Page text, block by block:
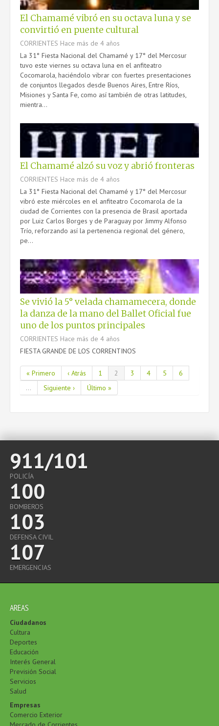
El Chamamé vibró en su octava luna y se
convirtió en puente cultural
CORRIENTES Hace más de 4 años
La 31° Fiesta Nacional del Chamamé y 17° del Mercosur
tuvo este viernes su octava luna en el anfiteatro
Cocomarola, haciéndolo vibrar con fuertes presentaciones
de conjuntos llegados desde Buenos Aires, Entre Ríos,
Misiones y Santa Fe, como así también de otras latitudes,
mientra...
El Chamamé alzó su voz y abrió fronteras
CORRIENTES Hace más de 4 años
La 31° Fiesta Nacional del Chamamé y 17° del Mercosur
vibró este miércoles en el anfiteatro Cocomarola de la
ciudad de Corrientes con la presencia de Brasil aportada
por Luiz Carlos Borges y de Paraguay por Jimmy Alfonso
Trío, reforzando así la pertenencia regional del género,
pe...
Se vivió la 5° velada chamamecera, donde
la danza de la mano del Ballet Oficial fue
uno de los puntos principales
CORRIENTES Hace más de 4 años
FIESTA GRANDE DE LOS CORRENTINOS
« Primero ‹ Atrás 1 2 3 4 5
6
...
Siguiente › Último »
911/101
POLICÍA
100
BOMBEROS
103
DEFENSA CIVIL
107
EMERGENCIAS
AREAS
Ciudadanos
Cultura
Deportes
Educación
Interés General
Previsión Social
Servicios
Salud
Empresas
Comercio Exterior